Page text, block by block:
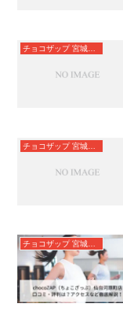
チョコザップ 宮城県仙台市
チョコザップ 宮城県仙台市
チョコザップ 宮城県仙台市